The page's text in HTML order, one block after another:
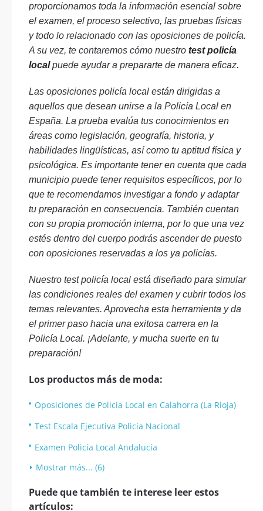
proporcionamos toda la información esencial sobre
el examen, el proceso selectivo, las pruebas físicas
y todo lo relacionado con las oposiciones de policía.
A su vez, te contaremos cómo nuestro test policía
localpuede ayudar a prepararte de manera eficaz.
Las oposiciones policía local están dirigidas a
aquellos que desean unirse a la Policía Local en
España. La prueba evalúa tus conocimientos en
áreas como legislación, geografía, historia, y
habilidades lingüísticas, así como tu aptitud física y
psicológica. Es importante tener en cuenta que cada
municipio puede tener requisitos específicos, por lo
que te recomendamos investigar a fondo y adaptar
tu preparación en consecuencia. También cuentan
con su propia promoción interna, por lo que una vez
estés dentro del cuerpo podrás ascender de puesto
con oposiciones reservadas a los ya policías.
Nuestro test policía local está diseñado para simular
las condiciones reales del examen y cubrir todos los
temas relevantes. Aprovecha esta herramienta y da
el primer paso hacia una exitosa carrera en la
Policía Local. ¡Adelante, y mucha suerte en tu
preparación!
Los productos más de moda:
Oposiciones de Policía Local en Calahorra (La Rioja)
Test Escala Ejecutiva Policía Nacional
Examen Policía Local Andalucía
Mostrar más... (6)
Puede que también te interese leer estos
artículos: